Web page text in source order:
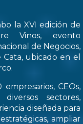
la XVI edición de
Vinos, evento
de Negocios,
ubicado en el
CEOs,
sectores,
diseñada para
ampliar